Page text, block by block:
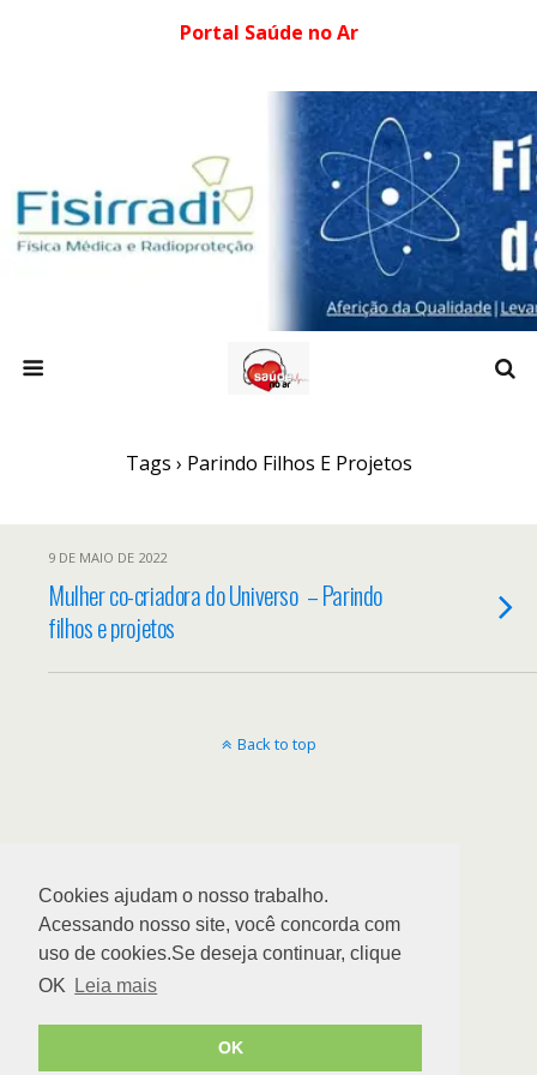
Cookies ajudam o nosso trabalho.
Acessando nosso site, você concorda com
uso de cookies.Se deseja continuar, clique
OK
Leia mais
OK
Portal Saúde no Ar
Tags › Parindo Filhos E Projetos
9 DE MAIO DE 2022
Mulher co-criadora do Universo – Parindo
filhos e projetos
Back to top